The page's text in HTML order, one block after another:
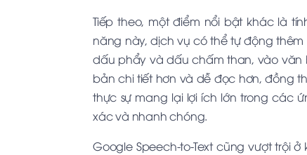
Tiếp theo, một điểm nổi bật khác là
năng này, dịch vụ có thể tự động
dấu phẩy và dấu chấm than, vào
bản chi tiết hơn và dễ đọc hơn, đồng
thực sự mang lại lợi ích lớn trong các
xác và nhanh chóng.
Google Speech-to-Text cũng vượt trội